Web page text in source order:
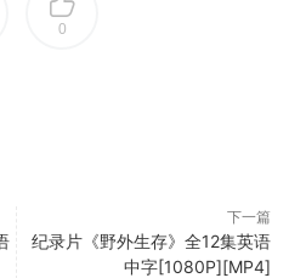
0
下一篇
纪录片《野外生存》全12集英语
中字[1080P][MP4]